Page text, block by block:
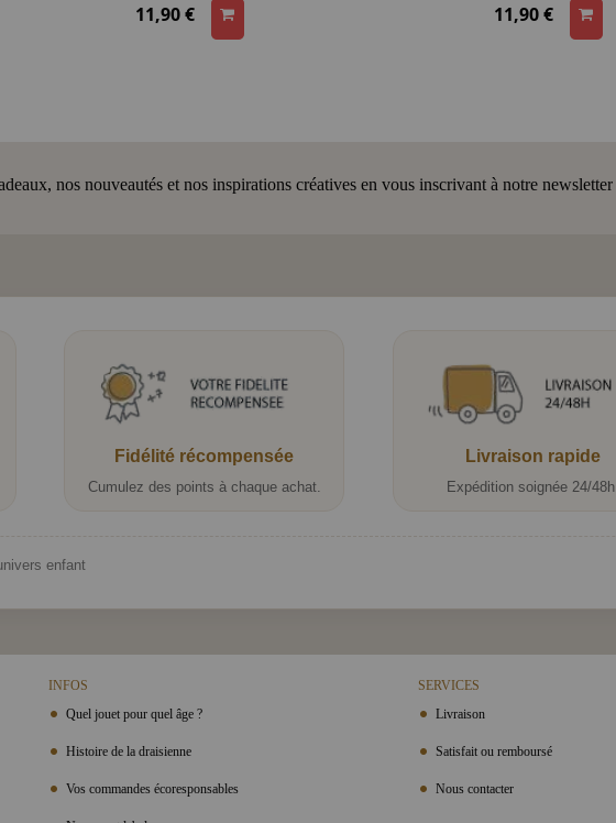
11,90 € 11,90 €
nos nouveautés et nos inspirations créatives en vous inscrivant à notre newsletter
Fidélité récompensée
Cumulez des points à chaque achat.
Livraison rapide
Expédition soignée 24/48h.
enfant
INFOS
Quel jouet pour quel âge ?
Histoire de la draisienne
Vos commandes écoresponsables
SERVICES
Livraison
Satisfait ou remboursé
Nous contacter